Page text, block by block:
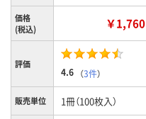
価格
(税込)
￥1,760
評価
4.6 （3件）
販売単位 1冊（100枚入）